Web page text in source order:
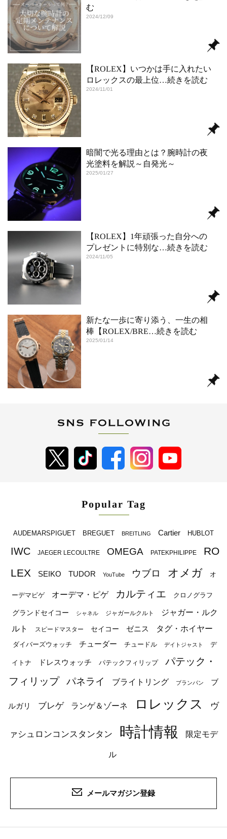
む
2024/12/09
【ROLEX】いつかは手に入れたい
ロレックスの最上位…続きを読む
2024/11/01
暗闇で光る理由とは？腕時計の夜
光塗料を解説～自発光～
2025/01/27
【ROLEX】1年頑張った自分への
プレゼントに特別な…続きを読む
2024/11/05
新たな一歩に寄り添う、一生の相
棒【ROLEX/BRE…続きを読む
2025/01/14
Popular Tag
AUDEMARSPIGUET BREGUET BREITLING Cartier HUBLOT
IWC JAEGER LECOULTRE OMEGA PATEKPHILIPPE
RO
LEX
SEIKO TUDOR YouTube ウブロ オメガ オ
ーデマピゲ オーデマ・ピゲ カルティエ クロノグラフ
グランドセイコー シャネル ジャガールクルト
ジャガー・ルク
ルト
スピードマスター セイコー ゼニス タグ・ホイヤー
ダイバーズウォッチ チューダー チュードル デイトジャスト デ
イトナ ドレスウォッチ パテックフィリップ
パテック・
フィリップ
パネライ ブライトリング ブランパン ブ
ルガリ ブレゲ ランゲ＆ゾーネ ロレックス ヴ
ァシュロンコンスタンタン 時計情報 限定モデ
ル
メールマガジン登録